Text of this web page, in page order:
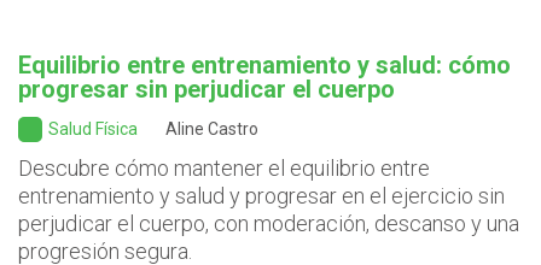
Equilibrio entre entrenamiento y salud: cómo
progresar sin perjudicar el cuerpo
Salud Física Aline Castro
Descubre cómo mantener el equilibrio entre
entrenamiento y salud y progresar en el ejercicio sin
perjudicar el cuerpo, con moderación, descanso y una
progresión segura.